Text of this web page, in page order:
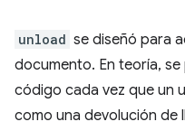
unload se diseñó para
documento. En teoría,
código cada vez que un
como una devolución de